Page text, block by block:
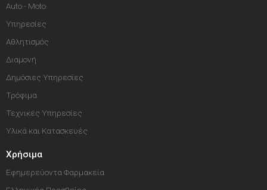
Auto - Moto
Υπηρεσίες
Αθλητισμός
Διαμονή
Δημόσιες Υπηρεσίες
Τρόφιμα
Τεχνικές Υπηρεσίες
Υλικά και Κατασκευές
Χρήσιμα
Εφημερεύοντα Φαρμακεία